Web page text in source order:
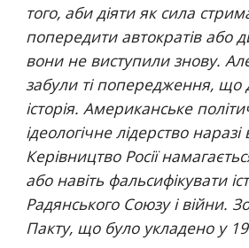
того, аби діяти як сила
попередити автократів або
вони не виступили знову.
забули ті попередження, що
історія. Американське
ідеологічне лідерство наразі
Керівництво Росії
або навіть фальсифікувати
Радянського Союзу і війни.
Пакту, що було укладено у